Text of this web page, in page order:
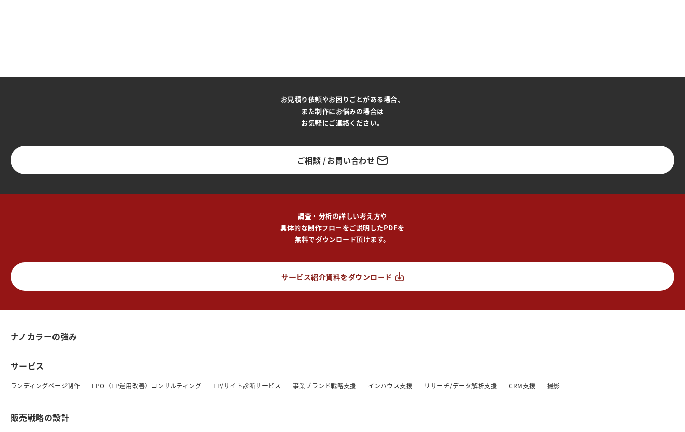
お見積り依頼やお困りごとがある場合、
また制作にお悩みの場合は
お気軽にご連絡ください。
ご相談 / お問い合わせ
調査・分析の詳しい考え方や
具体的な制作フローをご説明したPDFを
無料でダウンロード頂けます。
サービス紹介資料をダウンロード
ナノカラーの強み
サービス
ランディングページ制作 LPO（LP運用改善）コンサルティング LP/サイト診断サービス 事業ブランド戦略支援 インハウス支援 リサーチ/データ解析支援 CRM支援 撮影
販売戦略の設計